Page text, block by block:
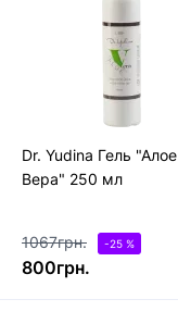
Dr. Yudina Гель "Алое
Вера" 250 мл
1067грн. -25 %
800грн.